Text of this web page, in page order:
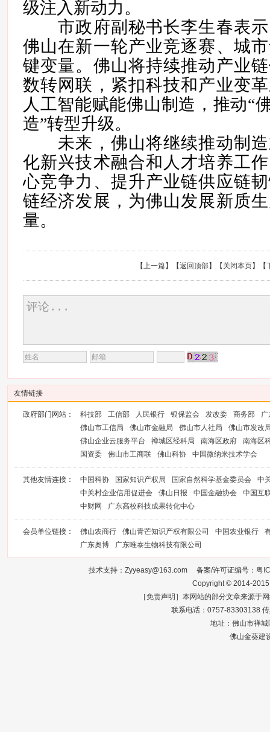
级注入新动力。
市政府副秘书长李生春表示
佛山在新一轮产业竞逐赛、城
键变量。佛山将持续推动产业
数转网联，紧扣科技和产业变
人工智能赋能佛山制造，推动“
造”转型升级。
未来，佛山将继续推动制造
化新兴技术融合和人才培养工
心竞争力、提升产业链供应链
链经济发展，为佛山发展新质
量。
【上一篇】【返回顶部】【 关闭本页】【
友情链接
政府部门网站： 科技部 工信部 人民银行 银保监会 发改委 商务部
广
佛山市工信局
佛山市金融局 佛山市人社局
佛山市发改
佛山企业云服务平台
禅城区经科局 南海区政府
南海区
国资委
佛山市工商联 佛山科协 中国微纳米技术学会
其他友情连接： 中国科协 国家知识产权局 国家自然科学基金委员会
中
中关村企业信用促进会
佛山日报 中国金融协会
中国互
中财网
广东高校科技成果转化中心
会员单位链接： 佛山农商行 佛山青芒知识产权有限公司 中国农业银行
广东奥博
广东唯泰生物科技有限公司
技术支持：Zyyeasy@163.com 备案/许可证编号： 粤
Copyright © 2014-
［免责声明］本网站的部分文章来源于
联系电话：0757-83303138
地址：佛山市禅
佛山金葵建